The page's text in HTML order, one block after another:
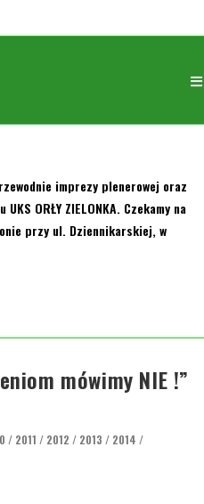
„
imprezy plenerowej oraz
ORŁY ZIELONKA. Czekamy na
przy ul. Dziennikarskiej, w
mówimy NIE !”
/ 2011 / 2012 / 2013 / 2014 /